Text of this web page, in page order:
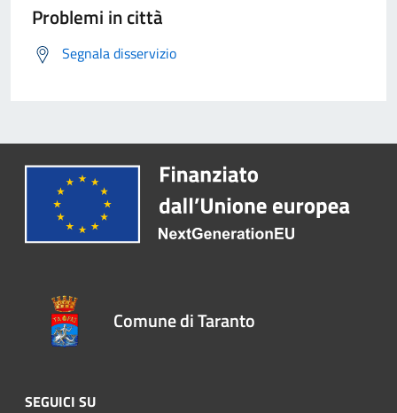
Problemi in città
Segnala disservizio
Comune di Taranto
SEGUICI SU